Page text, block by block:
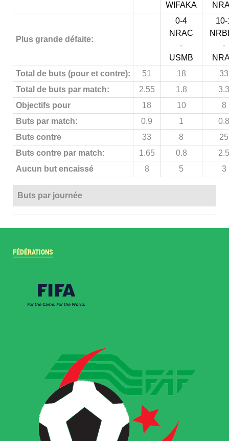
WIFAKA
Plus grande défaite:
0-4
NRAC
-
USMB
-
Total de buts (pour et contre):
51 18
33
Total de buts par match:
2.55 1.8
3.3
Objectifs pour
18 10
8
Buts par match:
0.9 1
0.8
Buts contre
33 8
25
Buts contre par match:
1.65 0.8
2.5
Aucun but encaissé
8 5 3
Buts par journée
FÉDÉRATIONS